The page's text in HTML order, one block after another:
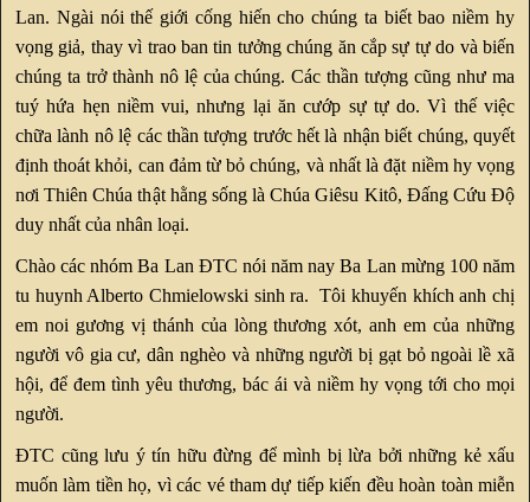
Lan. Ngài nói thế giới cống hiến cho chúng ta biết bao niềm hy
vọng giả, thay vì trao ban tin tưởng chúng ăn cắp sự tự do và biến
chúng ta trở thành nô lệ của chúng. Các thần tượng cũng như ma
tuý hứa hẹn niềm vui, nhưng lại ăn cướp sự tự do. Vì thế việc
chữa lành nô lệ các thần tượng trước hết là nhận biết chúng, quyết
định thoát khỏi, can đảm từ bỏ chúng, và nhất là đặt niềm hy vọng
nơi Thiên Chúa thật hằng sống là Chúa Giêsu Kitô, Đấng Cứu Độ
duy nhất của nhân loại.
Chào các nhóm Ba Lan ĐTC nói năm nay Ba Lan mừng 100 năm
tu huynh Alberto Chmielowski sinh ra. Tôi khuyến khích anh chị
em noi gương vị thánh của lòng thương xót, anh em của những
người vô gia cư, dân nghèo và những người bị gạt bỏ ngoài lề xã
hội, để đem tình yêu thương, bác ái và niềm hy vọng tới cho mọi
người.
ĐTC cũng lưu ý tín hữu đừng để mình bị lừa bởi những kẻ xấu
muốn làm tiền họ, vì các vé tham dự tiếp kiến đều hoàn toàn miễn